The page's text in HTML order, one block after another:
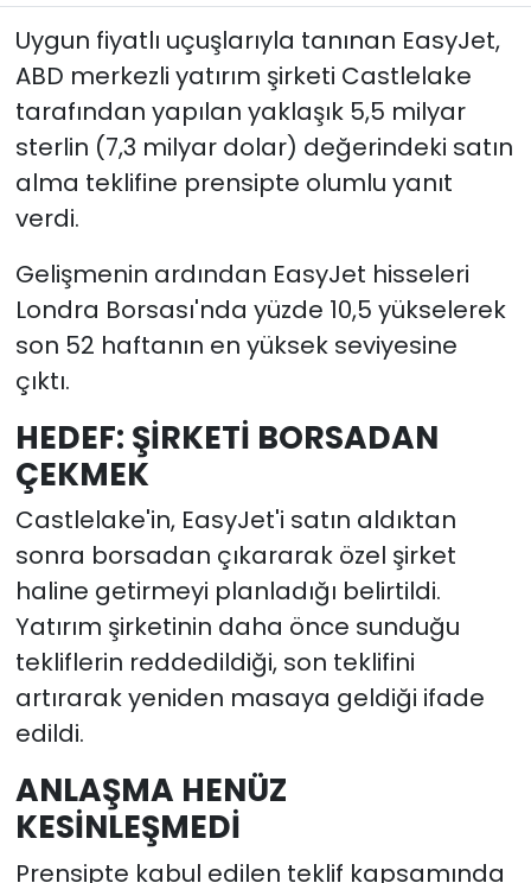
Uygun fiyatlı uçuşlarıyla tanınan EasyJet,
ABD merkezli yatırım şirketi Castlelake
tarafından yapılan yaklaşık 5,5 milyar
sterlin (7,3 milyar dolar) değerindeki satın
alma teklifine prensipte olumlu yanıt
verdi.
Gelişmenin ardından EasyJet hisseleri
Londra Borsası'nda yüzde 10,5 yükselerek
son 52 haftanın en yüksek seviyesine
çıktı.
HEDEF: ŞİRKETİ BORSADAN
ÇEKMEK
Castlelake'in, EasyJet'i satın aldıktan
sonra borsadan çıkararak özel şirket
haline getirmeyi planladığı belirtildi.
Yatırım şirketinin daha önce sunduğu
tekliflerin reddedildiği, son teklifini
artırarak yeniden masaya geldiği ifade
edildi.
ANLAŞMA HENÜZ
KESİNLEŞMEDİ
Prensipte kabul edilen teklif kapsamında